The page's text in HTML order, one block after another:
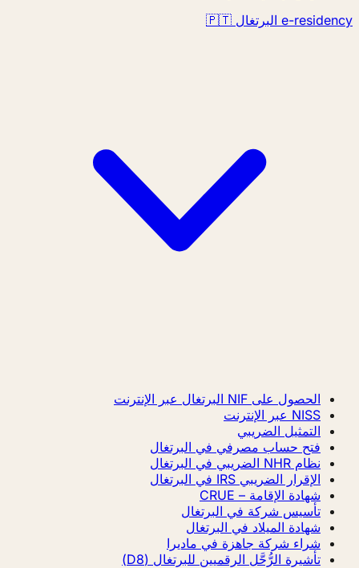
e-residency البرتغال 🇵🇹
الحصول على NIF البرتغال عبر الإنترنت
NISS عبر الإنترنت
التمثيل الضريبي
فتح حساب مصرفي في البرتغال
نظام NHR الضريبي في البرتغال
الإقرار الضريبي IRS في البرتغال
شهادة الإقامة – CRUE
تأسيس شركة في البرتغال
شهادة الميلاد في البرتغال
شراء شركة جاهزة في ماديرا
تأشيرة الرُّحَّل الرقميين للبرتغال (D8)